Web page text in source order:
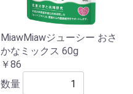
MiawMiawジューシー おさ
かなミックス 60g
￥86
数量